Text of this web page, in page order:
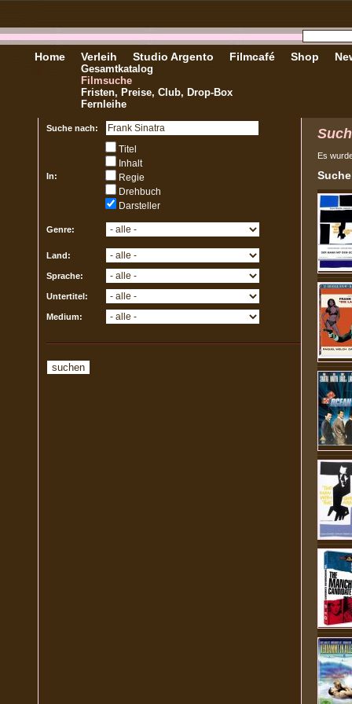
Home Verleih
Gesamtkatalog
Filmsuche
Fristen, Preise, Club, Drop-Box
Fernleihe
Studio Argento Filmcafé Shop
Suche nach:
In:
Titel
Inhalt
Regie
Drehbuch
Darsteller
Genre:
Land:
Sprache:
Untertitel:
Medium:
Es